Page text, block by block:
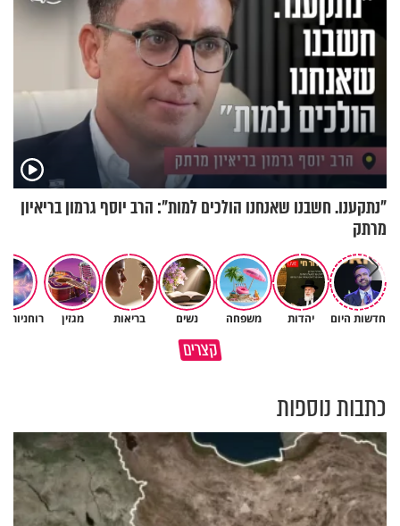
"נתקענו. חשבנו שאנחנו הולכים למות": הרב יוסף גרמון בריאיון
מרתק
חדשות היום יהדות משפחה נשים בריאות מגזין רוחניות
קצרים
כל מה שנשבר יכול להיבנות מחדש
גם השולחן שבת שאתם מסדרים
כתבות נוספות